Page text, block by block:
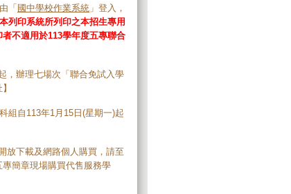
「 國中學校作業系統 」登入，
本列印系統所列印之本招生專用
不適用於113學年度五專聯合
，辦理七場次「聯合免試入學
】
組自113年1月15日(星期一)起
放下載及網路個人購買，請至
專簡章現場購買代售服務學